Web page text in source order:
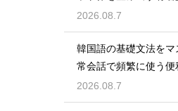
わりの特徴
2026.08.7
韓国語の基礎文法をマ
常会話で頻繁に使う便
の一覧
2026.08.7